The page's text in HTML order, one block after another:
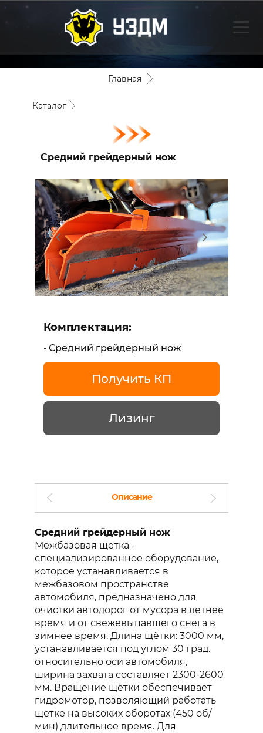
Главная
Каталог
Плужное оборудование
Средний грейдерный нож
Средний грейдерный нож
Комплектация:
Средний грейдерный нож
Получить КП
Лизинг
Описание
Средний грейдерный нож
Межбазовая щётка -
специализированное оборудование,
которое устанавливается в
межбазовом пространстве
автомобиля, предназначено для
очистки автодорог от мусора в летнее
время и от свежевыпавшего снега в
зимнее время. Длина щётки: 3000 мм,
устанавливается под углом 30 град.
относительно оси автомобиля,
ширина захвата составляет 2300-2600
мм. Вращение щётки обеспечивает
гидромотор, позволяющий работать
щётке на высоких оборотах (450 об/
мин) длительное время. Для